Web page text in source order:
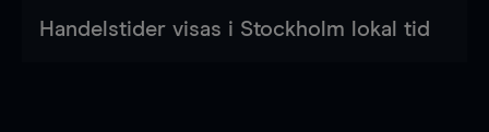
Handelstider visas i Stockholm lokal tid